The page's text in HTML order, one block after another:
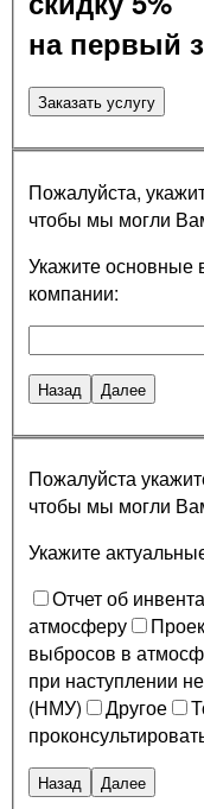
на первый
Заказать услугу
Пожалуйста,
чтобы мы могли
Укажите основные
компании:
Назад Далее
Пожалуйста
чтобы мы могли
Укажите
Отчет об
атмосферу
выбросов в
при наступлении
(НМУ)
Другое
Назад Далее